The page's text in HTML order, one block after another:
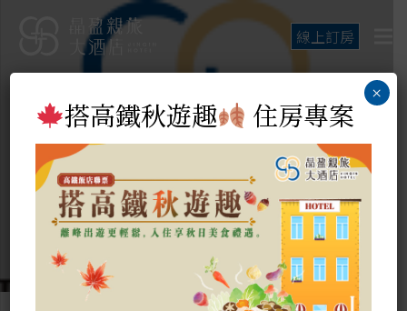
線上訂房
最新消息
Hot News
搭高鐵秋遊趣 住房專案
×